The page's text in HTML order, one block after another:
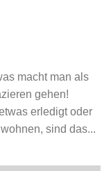
macht man als
gehen!
erledigt oder
sind das...